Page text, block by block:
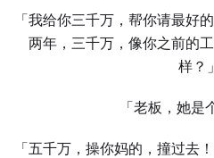
「我给你三千万，帮你请最好
两年，三千万，像你之前的
样？」
「老板，她是
「五千万，操你妈的，撞过去